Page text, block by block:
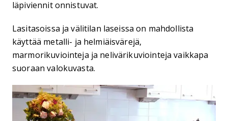
läpiviennit onnistuvat.
Lasitasoissa ja välitilan laseissa on mahdollista
käyttää metalli- ja helmiäisvärejä,
marmorikuviointeja ja nelivärikuviointeja vaikkapa
suoraan valokuvasta.